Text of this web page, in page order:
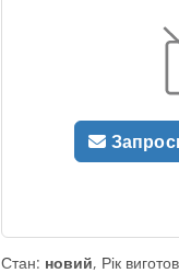
Стан: новий, Рік